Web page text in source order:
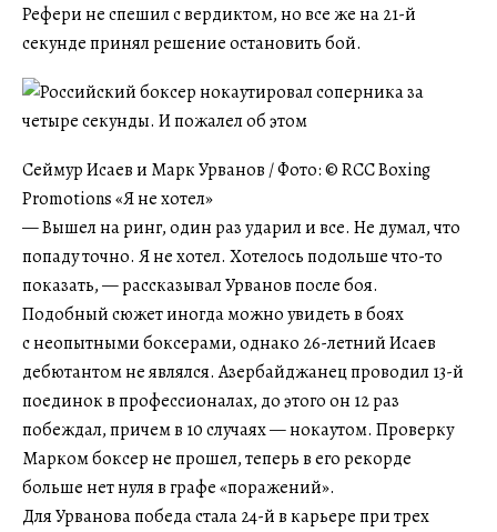
Рефери не спешил с вердиктом, но все же на 21-й
секунде принял решение остановить бой.
Сеймур Исаев и Марк Урванов / Фото: © RCC Boxing
Promotions «Я не хотел»
— Вышел на ринг, один раз ударил и все. Не думал, что
попаду точно. Я не хотел. Хотелось подольше что-то
показать, — рассказывал Урванов после боя.
Подобный сюжет иногда можно увидеть в боях
с неопытными боксерами, однако 26-летний Исаев
дебютантом не являлся. Азербайджанец проводил 13-й
поединок в профессионалах, до этого он 12 раз
побеждал, причем в 10 случаях — нокаутом. Проверку
Марком боксер не прошел, теперь в его рекорде
больше нет нуля в графе «поражений».
Для Урванова победа стала 24-й в карьере при трех